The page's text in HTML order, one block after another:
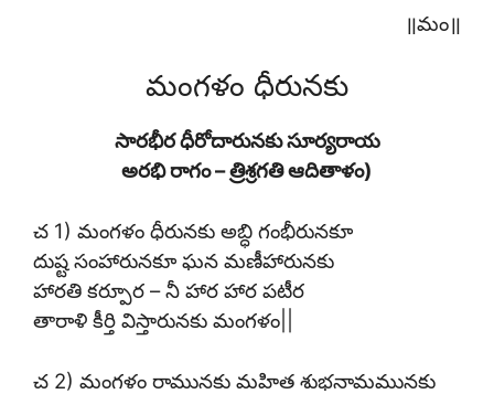
॥మం॥
మంగళం ధీరునకు
సారభీర ధీరోదారునకు సూర్యరాయ
అరభి రాగం – త్రిశ్రగతి ఆదితాళం)
చ 1) మంగళం ధీరునకు అబ్ధి గంభీరునకూ
దుష్ట సంహారునకూ ఘన మణీహారునకు
హారతి కర్పూర – నీ హార హార పటీర
తారాళి కీర్తి విస్తారునకు మంగళం||
చ 2) మంగళం రామునకు మహిత శుభనామమునకు